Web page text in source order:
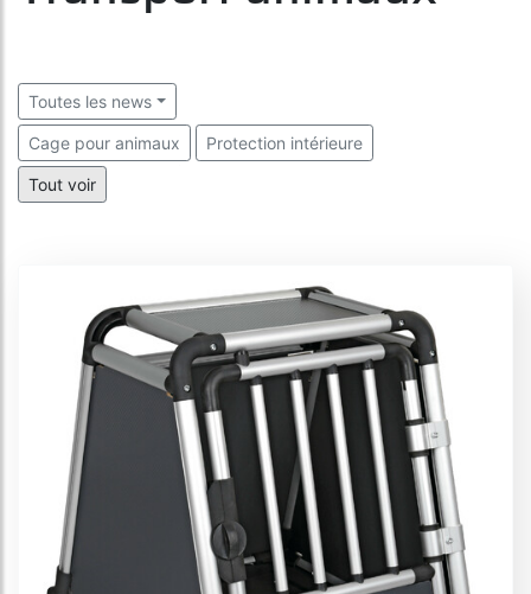
Toutes les news
Cage pour animaux Protection intérieure
Transport animaux
Tout voir